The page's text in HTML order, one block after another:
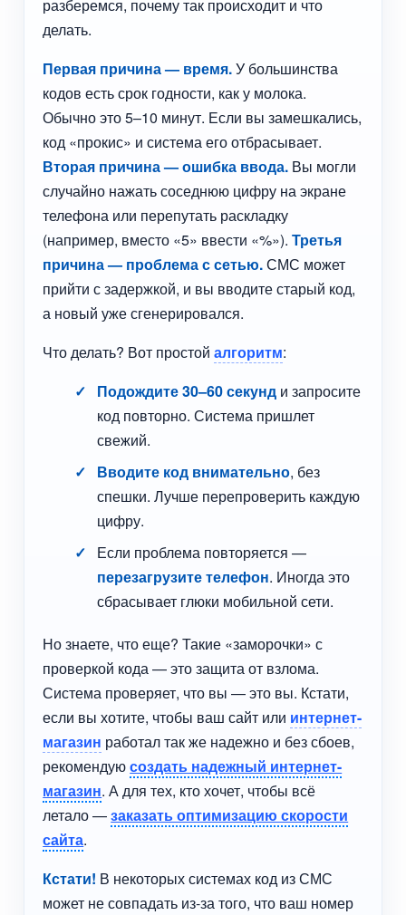
разберемся, почему так происходит и что
делать.
Первая причина — время.У большинства
кодов есть срок годности, как у молока.
Обычно это 5–10 минут. Если вы замешкались,
код «прокис» и система его отбрасывает.
Вторая причина — ошибка ввода. Вы могли
случайно нажать соседнюю цифру на экране
телефона или перепутать раскладку
(например, вместо «5» ввести «%»).Третья
причина — проблема с сетью.СМС может
прийти с задержкой, и вы вводите старый код,
а новый уже сгенерировался.
Что делать? Вот простойалгоритм:
Подождите 30–60 секунд и запросите
код повторно. Система пришлет
свежий.
Вводите код внимательно, без
спешки. Лучше перепроверить каждую
цифру.
Если проблема повторяется —
перезагрузите телефон. Иногда это
сбрасывает глюки мобильной сети.
Но знаете, что еще? Такие «заморочки» с
проверкой кода — это защита от взлома.
Система проверяет, что вы — это вы. Кстати,
если вы хотите, чтобы ваш сайт или интернет-
магазин работал так же надежно и без сбоев,
рекомендуюсоздать надежный интернет-
магазин. А для тех, кто хочет, чтобы всё
летало —заказать оптимизацию скорости
сайта.
Кстати! В некоторых системах код из СМС
может не совпадать из-за того, что ваш номер